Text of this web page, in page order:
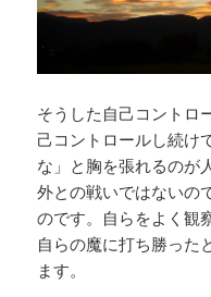
そうした自己コントロ
己コントロールし続け
な」と胸を張れるのが
外との戦いではないの
のです。自らをよく観
自らの魔に打ち勝った
ます。